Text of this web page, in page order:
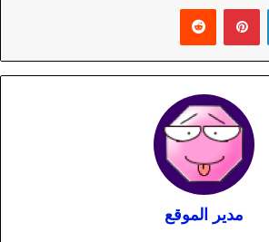
لينكدإن بينتيريست
مدير الموقع